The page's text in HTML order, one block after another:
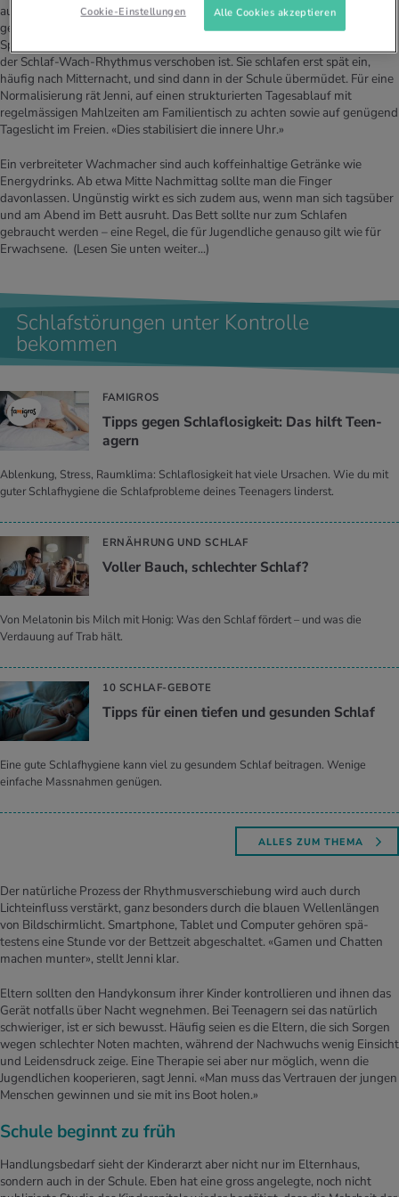
auszuhalten. Wenn gerade etwas Interessanteres ansteht, als ins Bett zu
gehen, sind sie hellwach und fit. So hat auch der Kinderarzt in seinen
Sprechstunden die Erfahrung gemacht, dass bei manchen Jugend­lichen
der Schlaf-Wach-Rhythmus verschoben ist. Sie schlafen erst spät ein,
häufig nach Mitternacht, und sind dann in der Schule übermüdet. Für eine
Normalisierung rät Jenni, auf einen strukturierten Tagesablauf mit
regelmässigen Mahlzeiten am Familientisch zu achten sowie auf genügend
Tageslicht im Freien. «Dies stabilisiert die innere Uhr.»
Ein verbreiteter Wachmacher sind auch koffeinhaltige Getränke wie
Energydrinks. Ab etwa Mitte Nachmittag sollte man die Finger
davonlassen. Ungünstig wirkt es sich zudem aus, wenn man sich tagsüber
und am Abend im Bett ausruht. Das Bett sollte nur zum Schlafen
gebraucht werden – eine Regel, die für Jugendliche genauso gilt wie für
Erwachsene. (Lesen Sie unten weiter...)
Schlafstörungen unter Kontrolle
bekommen
FAMIGROS
Tipps gegen Schlaf­lo­sig­keit: Das hilft Teen­
agern
Ablenkung, Stress, Raumklima: Schlaflosigkeit hat viele Ursachen. Wie du mit
guter Schlafhygiene die Schlafprobleme deines Teenagers linderst.
ERNÄHRUNG UND SCHLAF
Vol­ler Bauch, schlech­ter Schlaf?
Von Melatonin bis Milch mit Honig: Was den Schlaf fördert – und was die
Verdauung auf Trab hält.
10 SCHLAF-GEBOTE
Tipps für einen tie­fen und ge­sun­den Schlaf
Eine gute Schlafhygiene kann viel zu gesundem Schlaf beitragen. Wenige
einfache Massnahmen genügen.
ALLES ZUM THEMA
Der natürliche Prozess der Rhythmusverschiebung wird auch durch
Lichteinfluss verstärkt, ganz besonders durch die blauen Wellenlängen
von Bildschirmlicht. Smartphone, ­Tablet und Computer gehören spä­
testens eine Stunde vor der Bettzeit abgeschaltet. «Gamen und Chatten
machen munter», stellt Jenni klar.
Eltern sollten den Handykonsum ihrer Kinder kontrollieren und ihnen das
Gerät notfalls über Nacht wegnehmen. Bei Teenagern sei das natürlich
schwieriger, ist er sich bewusst. Häufig seien es die Eltern, die sich Sorgen
wegen schlechter Noten machten, während der Nachwuchs wenig Einsicht
und Leidensdruck zeige. Eine Therapie sei aber nur möglich, wenn die
Jugendlichen kooperieren, sagt Jenni. «Man muss das Vertrauen der jungen
Menschen gewinnen und sie mit ins Boot holen.»
Schule beginnt zu früh
Handlungsbedarf sieht der Kinderarzt aber nicht nur im Elternhaus,
sondern auch in der Schule. Eben hat eine gross angelegte, noch nicht
Cookie-Einstellungen Alle Cookies akzeptieren